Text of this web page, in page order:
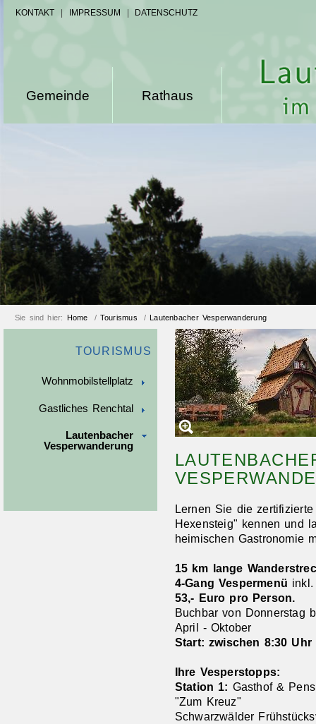
KONTAKT IMPRESSUM DATENSCHUTZ
Gemeinde Rathaus
Sie sind hier: Home / Tourismus / Lautenbacher Vesperwanderung
TOURISMUS
Wohnmobilstellplatz
Gastliches Renchtal
Lautenbacher
Vesperwanderung
Lernen Sie die
Hexensteig" kennen und
heimischen Gastronomie
15 km lange
4-Gang Vespermenü
53,- Euro pro Person.
Buchbar von Donnerstag
April - Oktober
Start: zwischen 8:30
Ihre Vesperstopps:
Station 1: Gasthof &
"Zum Kreuz"
Schwarzwälder